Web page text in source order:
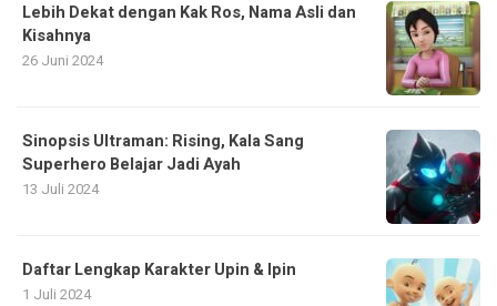
Lebih Dekat dengan Kak Ros, Nama Asli dan
Kisahnya
26 Juni 2024
Sinopsis Ultraman: Rising, Kala Sang
Superhero Belajar Jadi Ayah
13 Juli 2024
Daftar Lengkap Karakter Upin & Ipin
1 Juli 2024